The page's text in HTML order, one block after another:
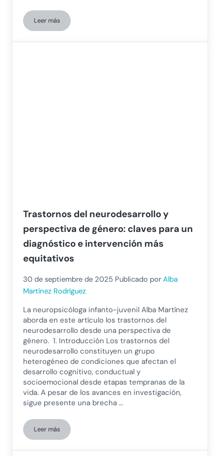
Leer másAltas capacidades y autismo: cómo estimular
Trastornos del neurodesarrollo y
perspectiva de género: claves para un
diagnóstico e intervención más
equitativos
30 de septiembre de 2025 Publicado porAlba
Martínez Rodríguez
La neuropsicóloga infanto-juvenil Alba Martínez
aborda en este artículo los trastornos del
neurodesarrollo desde una perspectiva de
género. 1. Introducción Los trastornos del
neurodesarrollo constituyen un grupo
heterogéneo de condiciones que afectan el
desarrollo cognitivo, conductual y
socioemocional desde etapas tempranas de la
vida. A pesar de los avances en investigación,
sigue presente una brecha …
Leer másTrastornos del neurodesarrollo y perspectiva de género: